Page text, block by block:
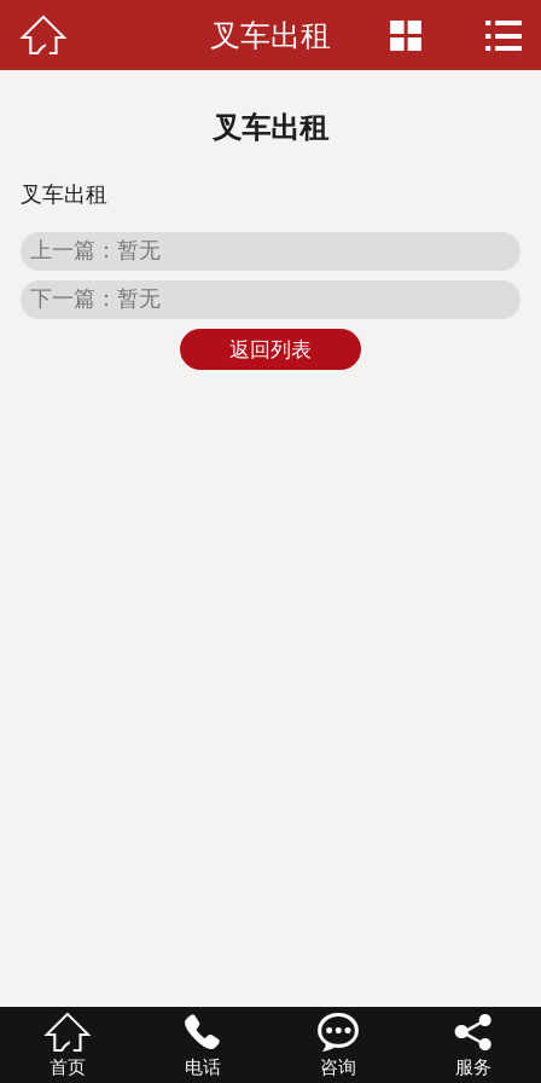
网站首页
收费标准
 叉车出租  
叉车出租
叉车出租
上一篇：暂无
下一篇：暂无
返回列表

首页

电话

咨询

服务